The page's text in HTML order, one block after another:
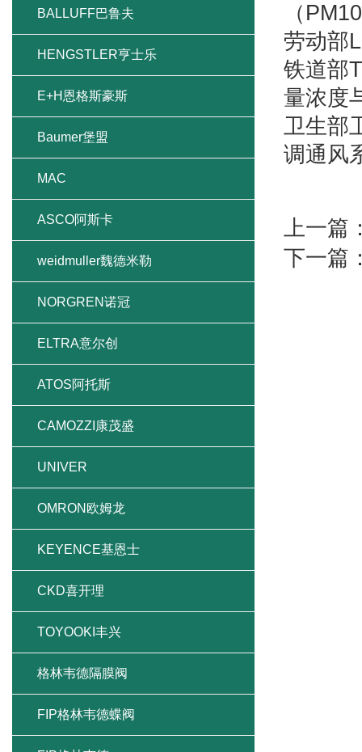
（
劳动部
铁道部
量浓度
卫生部
调通风
上一篇
下一篇
BALLUFF巴鲁夫
HENGSTLER亨士乐
E+H恩格斯豪斯
Baumer堡盟
MAC
ASCO阿斯卡
weidmuller魏德米勒
NORGREN诺冠
ELTRA意尔创
ATOS阿托斯
CAMOZZI康茂盛
UNIVER
OMRON欧姆龙
KEYENCE基恩士
CKD喜开理
TOYOOKI丰兴
格林韦德隔膜阀
FIP格林韦德蝶阀